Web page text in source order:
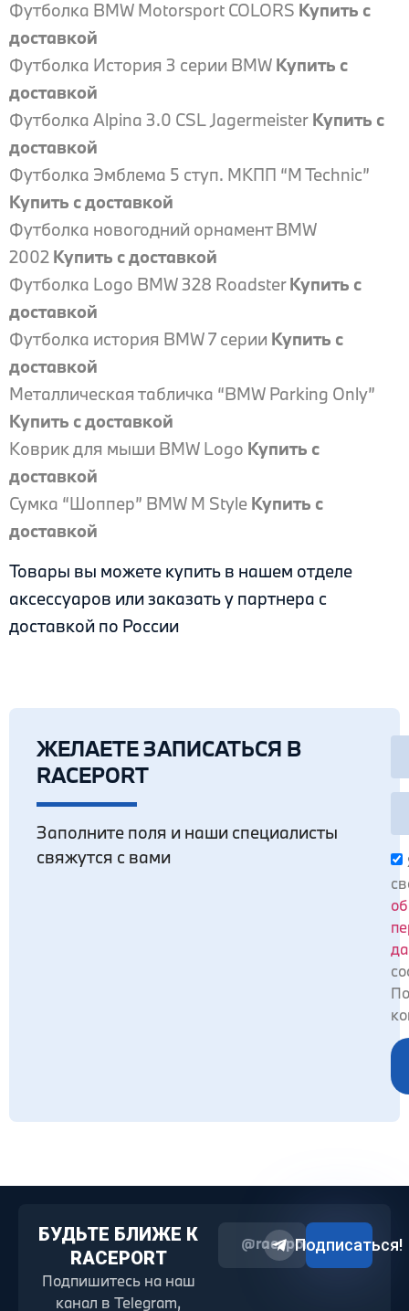
Футболка BMW Motorsport COLORS Купить с
доставкой
Футболка История 3 серии BMW Купить с
доставкой
Футболка Alpina 3.0 CSL Jagermeister Купить с
доставкой
Футболка Эмблема 5 ступ. МКПП “M Technic”
Купить с доставкой
Футболка новогодний орнамент BMW
2002 Купить с доставкой
Футболка Logo BMW 328 RoadsterКупить с
доставкой
Футболка история BMW 7 серии Купить с
доставкой
Металлическая табличка “BMW Parking Only”
Купить с доставкой
Коврик для мыши BMW Logo Купить с
доставкой
Сумка “Шоппер” BMW M Style Купить с
доставкой
Товары вы можете купить в нашем отделе
аксессуаров или заказать у партнера с
доставкой по России
ЖЕЛАЕТЕ ЗАПИСАТЬСЯ В
RACEPORT
Заполните поля и наши специалисты
свяжутся с вами
БУДЬТЕ БЛИЖЕ К
RACEPORT
Подпишитесь на наш
канал в Telegram,
@raceport2022
Подписаться!